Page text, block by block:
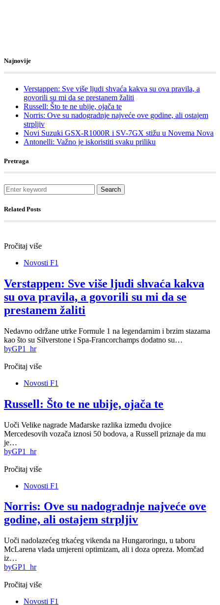
Najnovije
Verstappen: Sve više ljudi shvaća kakva su ova pravila, a
govorili su mi da se prestanem žaliti
Russell: Što te ne ubije, ojača te
Norris: Ove su nadogradnje najveće ove godine, ali ostajem
strpljiv
Novi Suzuki GSX-R1000R i SV-7GX stižu u Novema Nova
Antonelli: Važno je iskoristiti svaku priliku
Pretraga
Search
Related Posts
Pročitaj više
Novosti F1
Verstappen: Sve više ljudi shvaća kakva
su ova pravila, a govorili su mi da se
prestanem žaliti
Nedavno održane utrke Formule 1 na legendarnim i brzim stazama
kao što su Silverstone i Spa-Francorchamps dodatno su…
byGP1_hr
Pročitaj više
Novosti F1
Russell: Što te ne ubije, ojača te
Uoči Velike nagrade Mađarske razlika između dvojice
Mercedesovih vozača iznosi 50 bodova, a Russell priznaje da mu
je…
byGP1_hr
Pročitaj više
Novosti F1
Norris: Ove su nadogradnje najveće ove
godine, ali ostajem strpljiv
Uoči nadolazećeg trkaćeg vikenda na Hungaroringu, u taboru
McLarena vlada umjereni optimizam, ali i doza opreza. Momčad
iz…
byGP1_hr
Pročitaj više
Novosti F1